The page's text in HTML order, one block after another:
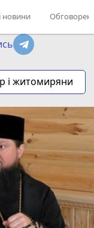
новини
і житомиряни